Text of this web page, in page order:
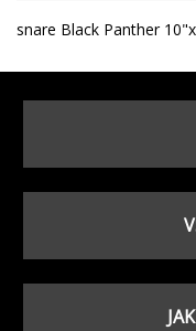
snare Black Panther